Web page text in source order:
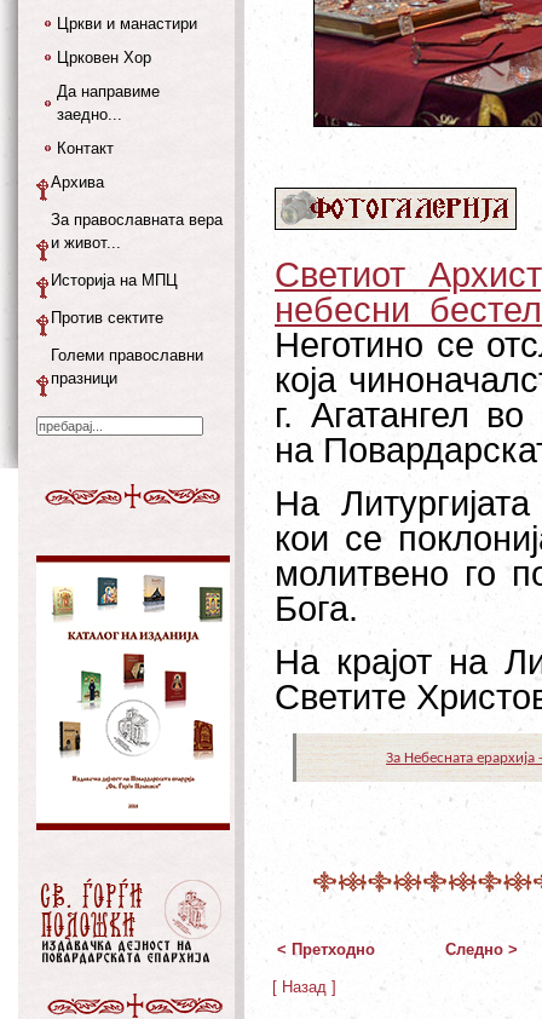
Светиот
небесни
Неготино се
која
г. Агатангел
на
На
кои се
молитвено го
Бога.
На крајот на
Светите
За Небесната
< Претходно Следно >
[ Назад ]
Цркви и манастири
Црковен Хор
Да направиме
заедно...
Контакт
Архива
За православната вера
и живот...
Историја на МПЦ
Против сектите
Големи православни
празници